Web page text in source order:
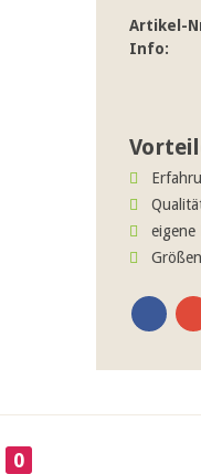
Artikel-
Info:
eigene
0